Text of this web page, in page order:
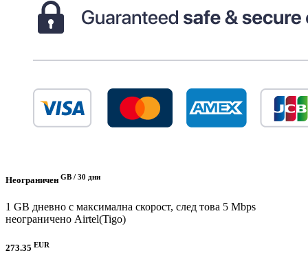
Неограничен GB / 30 дни
1 GB дневно с максимална скорост, след това 5 Mbps
неограничено Airtel(Tigo)
273.35 EUR